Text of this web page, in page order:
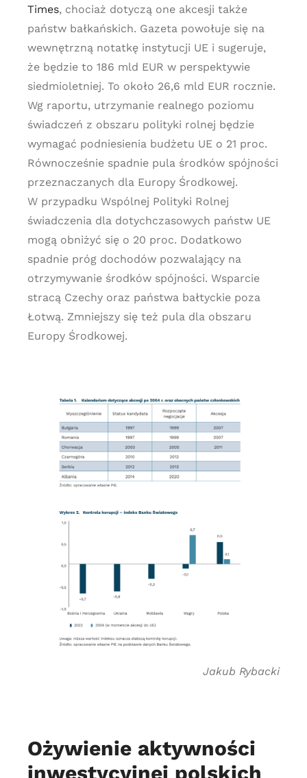
Times, chociaż dotyczą one akcesji także
państw bałkańskich. Gazeta powołuje się na
wewnętrzną notatkę instytucji UE i sugeruje,
że będzie to 186 mld EUR w perspektywie
siedmioletniej. To około 26,6 mld EUR rocznie.
Wg raportu, utrzymanie realnego poziomu
świadczeń z obszaru polityki rolnej będzie
wymagać podniesienia budżetu UE o 21 proc.
Równocześnie spadnie pula środków spójności
przeznaczanych dla Europy Środkowej.
W przypadku Wspólnej Polityki Rolnej
świadczenia dla dotychczasowych państw UE
mogą obniżyć się o 20 proc. Dodatkowo
spadnie próg dochodów pozwalający na
otrzymywanie środków spójności. Wsparcie
stracą Czechy oraz państwa bałtyckie poza
Łotwą. Zmniejszy się też pula dla obszaru
Europy Środkowej.
Jakub Rybacki
Ożywienie aktywności
inwestycyjnej polskich